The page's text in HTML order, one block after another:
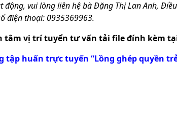
vui lòng liên hệ bà Đặng Thị Lan Anh,
điện thoại: 0935369963.
tâm vị trí tuyển tư vấn tải file đính kèm
tập huấn trực tuyến “Lồng ghép quyền